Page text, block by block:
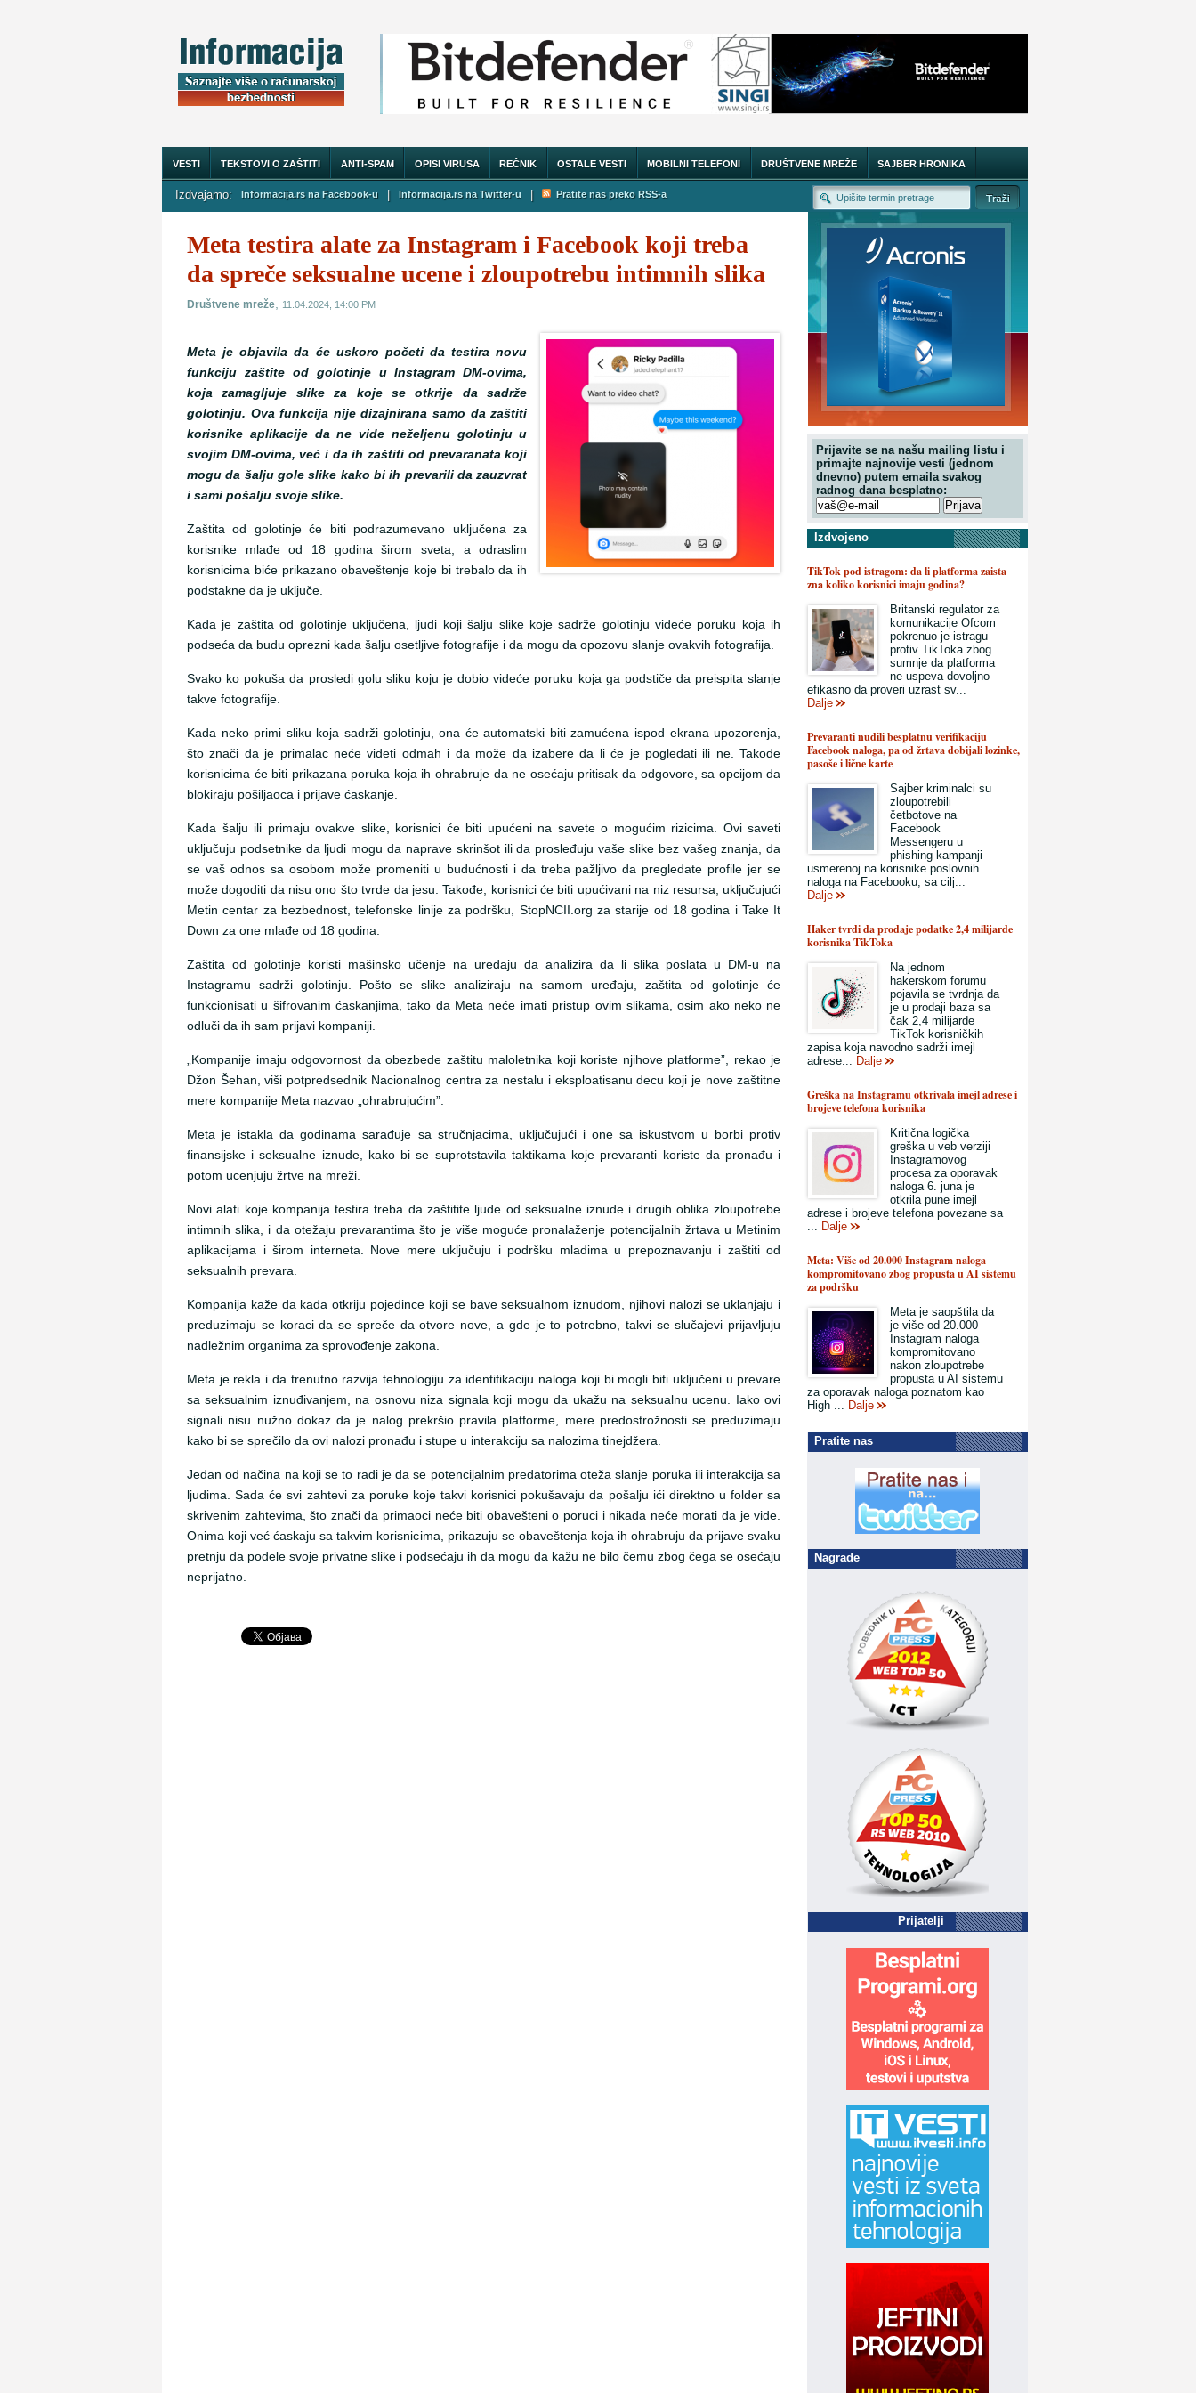
VESTI TEKSTOVI O ZAŠTITI ANTI-SPAM OPISI VIRUSA REČNIK OSTALE VESTI MOBILNI TELEFONI DRUŠTVENE MREŽE SAJBER HRONIKA
O NAMA
Izdvajamo: Informacija.rs na Facebook-u | Informacija.rs na Twitter-u | Pratite nas preko RSS-a
Meta testira alate za Instagram i Facebook koji treba
da spreče seksualne ucene i zloupotrebu intimnih slika
Društvene mreže, 11.04.2024, 14:00 PM
Meta je objavila da će uskoro početi da testira novu
funkciju zaštite od golotinje u Instagram DM-ovima,
koja zamagljuje slike za koje se otkrije da sadrže
golotinju. Ova funkcija nije dizajnirana samo da zaštiti
korisnike aplikacije da ne vide neželjenu golotinju u
svojim DM-ovima, već i da ih zaštiti od prevaranata koji
mogu da šalju gole slike kako bi ih prevarili da zauzvrat
i sami pošalju svoje slike.
Zaštita od golotinje će biti podrazumevano uključena za
korisnike mlađe od 18 godina širom sveta, a odraslim
korisnicima biće prikazano obaveštenje koje bi trebalo da ih
podstakne da je uključe.
Kada je zaštita od golotinje uključena, ljudi koji šalju slike koje sadrže golotinju videće poruku koja ih
podseća da budu oprezni kada šalju osetljive fotografije i da mogu da opozovu slanje ovakvih fotografija.
Svako ko pokuša da prosledi golu sliku koju je dobio videće poruku koja ga podstiče da preispita slanje
takve fotografije.
Kada neko primi sliku koja sadrži golotinju, ona će automatski biti zamućena ispod ekrana upozorenja,
što znači da je primalac neće videti odmah i da može da izabere da li će je pogledati ili ne. Takođe
korisnicima će biti prikazana poruka koja ih ohrabruje da ne osećaju pritisak da odgovore, sa opcijom da
blokiraju pošiljaoca i prijave ćaskanje.
Kada šalju ili primaju ovakve slike, korisnici će biti upućeni na savete o mogućim rizicima. Ovi saveti
uključuju podsetnike da ljudi mogu da naprave skrinšot ili da prosleđuju vaše slike bez vašeg znanja, da
se vaš odnos sa osobom može promeniti u budućnosti i da treba pažljivo da pregledate profile jer se
može dogoditi da nisu ono što tvrde da jesu. Takođe, korisnici će biti upućivani na niz resursa, uključujući
Metin centar za bezbednost, telefonske linije za podršku, StopNCII.org za starije od 18 godina i Take It
Down za one mlađe od 18 godina.
Zaštita od golotinje koristi mašinsko učenje na uređaju da analizira da li slika poslata u DM-u na
Instagramu sadrži golotinju. Pošto se slike analiziraju na samom uređaju, zaštita od golotinje će
funkcionisati u šifrovanim ćaskanjima, tako da Meta neće imati pristup ovim slikama, osim ako neko ne
odluči da ih sam prijavi kompaniji.
„Kompanije imaju odgovornost da obezbede zaštitu maloletnika koji koriste njihove platforme”, rekao je
Džon Šehan, viši potpredsednik Nacionalnog centra za nestalu i eksploatisanu decu koji je nove zaštitne
mere kompanije Meta nazvao „ohrabrujućim”.
Meta je istakla da godinama sarađuje sa stručnjacima, uključujući i one sa iskustvom u borbi protiv
finansijske i seksualne iznude, kako bi se suprotstavila taktikama koje prevaranti koriste da pronađu i
potom ucenjuju žrtve na mreži.
Novi alati koje kompanija testira treba da zaštitite ljude od seksualne iznude i drugih oblika zloupotrebe
intimnih slika, i da otežaju prevarantima što je više moguće pronalaženje potencijalnih žrtava u Metinim
aplikacijama i širom interneta. Nove mere uključuju i podršku mladima u prepoznavanju i zaštiti od
seksualnih prevara.
Kompanija kaže da kada otkriju pojedince koji se bave seksualnom iznudom, njihovi nalozi se uklanjaju i
preduzimaju se koraci da se spreče da otvore nove, a gde je to potrebno, takvi se slučajevi prijavljuju
nadležnim organima za sprovođenje zakona.
Meta je rekla i da trenutno razvija tehnologiju za identifikaciju naloga koji bi mogli biti uključeni u prevare
sa seksualnim iznuđivanjem, na osnovu niza signala koji mogu da ukažu na seksualnu ucenu. Iako ovi
signali nisu nužno dokaz da je nalog prekršio pravila platforme, mere predostrožnosti se preduzimaju
kako bi se sprečilo da ovi nalozi pronađu i stupe u interakciju sa nalozima tinejdžera.
Jedan od načina na koji se to radi je da se potencijalnim predatorima oteža slanje poruka ili interakcija sa
ljudima. Sada će svi zahtevi za poruke koje takvi korisnici pokušavaju da pošalju ići direktno u folder sa
skrivenim zahtevima, što znači da primaoci neće biti obavešteni o poruci i nikada neće morati da je vide.
Onima koji već ćaskaju sa takvim korisnicima, prikazuju se obaveštenja koja ih ohrabruju da prijave svaku
pretnju da podele svoje privatne slike i podsećaju ih da mogu da kažu ne bilo čemu zbog čega se osećaju
neprijatno.
Prijavite se na našu mailing listu i
primajte najnovije vesti (jednom
dnevno) putem emaila svakog
radnog dana besplatno:
Izdvojeno
TikTok pod istragom: da li platforma zaista
zna koliko korisnici imaju godina?
Britanski regulator za
komunikacije Ofcom
pokrenuo je istragu
protiv TikToka zbog
sumnje da platforma
ne uspeva dovoljno
efikasno da proveri uzrast sv...
Dalje
Prevaranti nudili besplatnu verifikaciju
Facebook naloga, pa od žrtava dobijali lozinke,
pasoše i lične karte
Sajber kriminalci su
zloupotrebili
četbotove na
Facebook
Messengeru u
phishing kampanji
usmerenoj na korisnike poslovnih
naloga na Facebooku, sa cilj...
Dalje
Haker tvrdi da prodaje podatke 2,4 milijarde
korisnika TikToka
Na jednom
hakerskom forumu
pojavila se tvrdnja da
je u prodaji baza sa
čak 2,4 milijarde
TikTok korisničkih
zapisa koja navodno sadrži imejl
adrese... Dalje
Greška na Instagramu otkrivala imejl adrese i
brojeve telefona korisnika
Kritična logička
greška u veb verziji
Instagramovog
procesa za oporavak
naloga 6. juna je
otkrila pune imejl
adrese i brojeve telefona povezane sa
... Dalje
Meta: Više od 20.000 Instagram naloga
kompromitovano zbog propusta u AI sistemu
za podršku
Meta je saopštila da
je više od 20.000
Instagram naloga
kompromitovano
nakon zloupotrebe
propusta u AI sistemu
za oporavak naloga poznatom kao
High ... Dalje
Pratite nas
Nagrade
Prijatelji